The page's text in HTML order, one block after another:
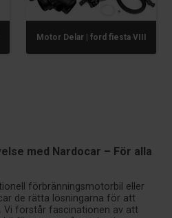
Motor Delar | ford fiesta VIII
med Nardocar – För alla
förbränningsmotorbil eller
de rätta lösningarna för att
Vi förstår fascinationen av att